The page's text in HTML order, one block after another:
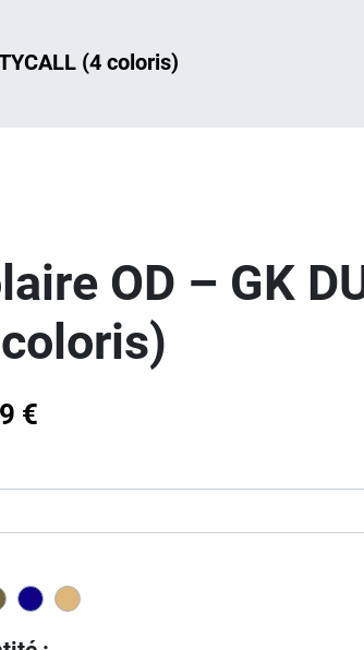
(4 coloris)
OD – GK
€
KAKIBleu COYOTE